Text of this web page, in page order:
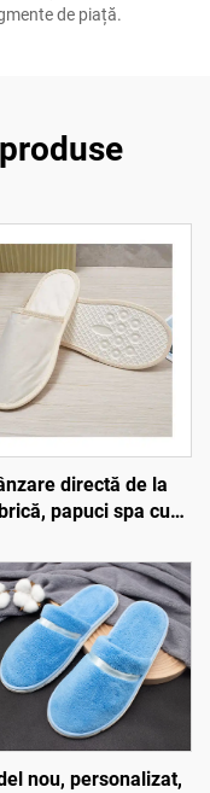
de piață.
directă de la
papuci spa cu
cu mediul, cu
personalizat, papuci
folosință pentru
hotel
nou, personalizat,